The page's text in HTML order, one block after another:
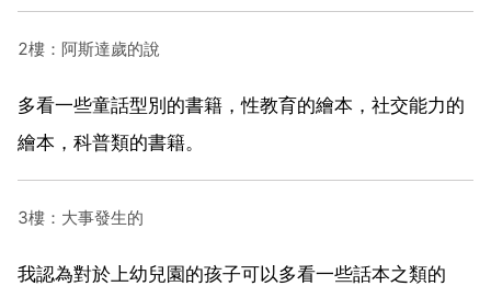
2樓：阿斯達歲的說
多看一些童話型別的書籍，性教育的繪本，社交能力的
繪本，科普類的書籍。
3樓：大事發生的
我認為對於上幼兒園的孩子可以多看一些話本之類的